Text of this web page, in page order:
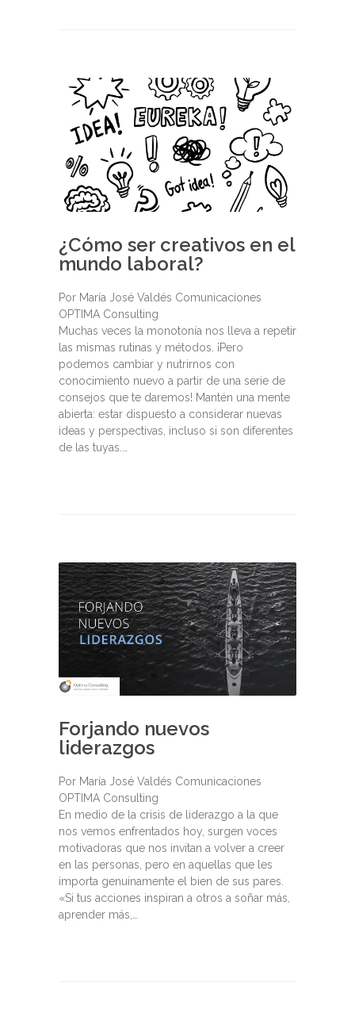
¿Cómo ser creativos en el
mundo laboral?
Por María José Valdés Comunicaciones
OPTIMA Consulting
Muchas veces la monotonía nos lleva a repetir
las mismas rutinas y métodos. ¡Pero
podemos cambiar y nutrirnos con
conocimiento nuevo a partir de una serie de
consejos que te daremos! Mantén una mente
abierta: estar dispuesto a considerar nuevas
ideas y perspectivas, incluso si son diferentes
de las tuyas.…
Forjando nuevos
liderazgos
Por María José Valdés Comunicaciones
OPTIMA Consulting
En medio de la crisis de liderazgo a la que
nos vemos enfrentados hoy, surgen voces
motivadoras que nos invitan a volver a creer
en las personas, pero en aquellas que les
importa genuinamente el bien de sus pares.
«Si tus acciones inspiran a otros a soñar más,
aprender más,…